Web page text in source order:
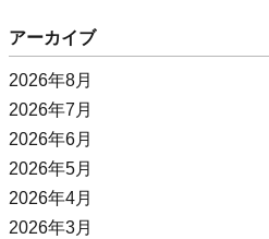
アーカイブ
2026年8月
2026年7月
2026年6月
2026年5月
2026年4月
2026年3月